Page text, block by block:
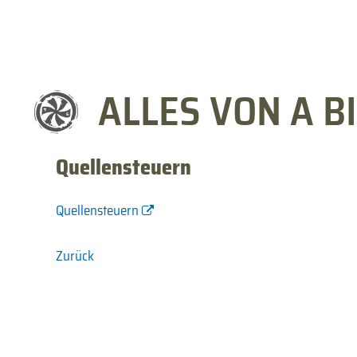
ALLES VON A
Quellensteuern
Quellensteuern
Zurück